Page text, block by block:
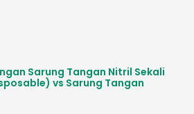
Sarung Tangan Nitril Sekali
vs Sarung Tangan